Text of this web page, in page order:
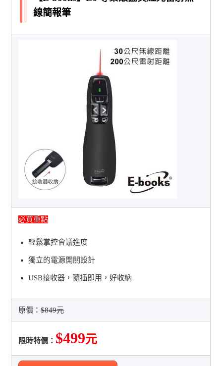
線簡報筆
必買重點
輕鬆掌控會議進度
獨立的電源開關設計
USB接收器，隨插即用，好收納
原價：$849元
限時特價： $499元